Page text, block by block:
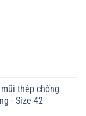
thép chống
- Size 42